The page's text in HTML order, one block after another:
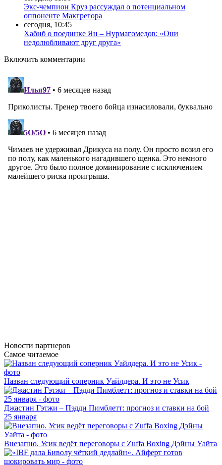
Экс-чемпион Круз рассуждал о потенциальном
оппоненте Макгрегора
сегодня, 10:45
Хабиб о поединке Ян – Нурмагомедов: «Они
недолюбливают друг друга»
Включить комментарии
Новости партнеров
Самое читаемое
Назван следующий соперник Уайлдера. И это не Усик
Джастин Гэтжи – Пэдди Пимблетт: прогноз и ставки на бой
25 января
Внезапно. Усик ведёт переговоры с Zuffa Boxing Дэйны Уайта